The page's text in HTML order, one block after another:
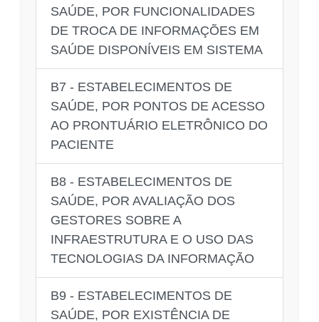
SAÚDE, POR FUNCIONALIDADES
DE TROCA DE INFORMAÇÕES EM
SAÚDE DISPONÍVEIS EM SISTEMA
B7 - ESTABELECIMENTOS DE
SAÚDE, POR PONTOS DE ACESSO
AO PRONTUÁRIO ELETRÔNICO DO
PACIENTE
B8 - ESTABELECIMENTOS DE
SAÚDE, POR AVALIAÇÃO DOS
GESTORES SOBRE A
INFRAESTRUTURA E O USO DAS
TECNOLOGIAS DA INFORMAÇÃO
B9 - ESTABELECIMENTOS DE
SAÚDE, POR EXISTÊNCIA DE